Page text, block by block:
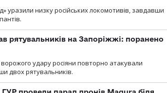
уразили низку російських локомотивів, завдавши
рятувальників на Запоріжжі: поранено
ворожого удару росіяни повторно атакували
двох рятувальників.